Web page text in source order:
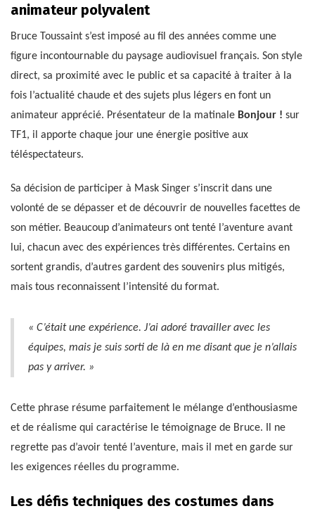
animateur polyvalent
Bruce Toussaint s’est imposé au fil des années comme une
figure incontournable du paysage audiovisuel français. Son style
direct, sa proximité avec le public et sa capacité à traiter à la
fois l’actualité chaude et des sujets plus légers en font un
animateur apprécié. Présentateur de la matinale Bonjour ! sur
TF1, il apporte chaque jour une énergie positive aux
téléspectateurs.
Sa décision de participer à Mask Singer s’inscrit dans une
volonté de se dépasser et de découvrir de nouvelles facettes de
son métier. Beaucoup d’animateurs ont tenté l’aventure avant
lui, chacun avec des expériences très différentes. Certains en
sortent grandis, d’autres gardent des souvenirs plus mitigés,
mais tous reconnaissent l’intensité du format.
« C’était une expérience. J’ai adoré travailler avec les
équipes, mais je suis sorti de là en me disant que je n’allais
pas y arriver. »
Cette phrase résume parfaitement le mélange d’enthousiasme
et de réalisme qui caractérise le témoignage de Bruce. Il ne
regrette pas d’avoir tenté l’aventure, mais il met en garde sur
les exigences réelles du programme.
Les défis techniques des costumes dans